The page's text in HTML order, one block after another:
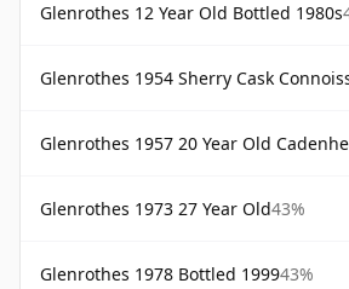
Glenrothes 12 Year Old Bottled 1980s
Glenrothes 1954 Sherry Cask Connoisseurs Choice
Glenrothes 1957 20 Year Old
Glenrothes 1973 27 Year Old43%
Glenrothes 1978 Bottled 199943%